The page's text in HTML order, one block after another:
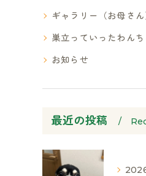
ギャラリー（お母さん
巣立っていったわんち
お知らせ
最近の投稿